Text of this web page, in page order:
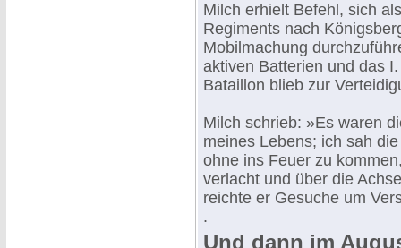
Milch erhielt Befehl, sich
Regiments nach
Mobilmachung
aktiven Batterien und das
Bataillon blieb zur
Milch schrieb: »Es waren
meines Lebens; ich sah
ohne ins Feuer zu
verlacht und über die
reichte er Gesuche um
.
Und dann im